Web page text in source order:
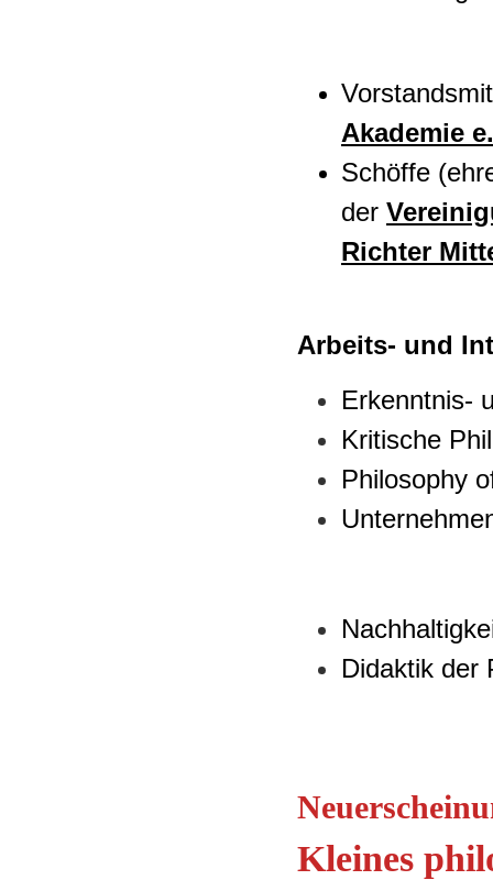
Akademie
Schöffe
der
Richter
Arbeits- und
Erkenntnis-
Kritische
Philosophy
Didaktik der
Kleines